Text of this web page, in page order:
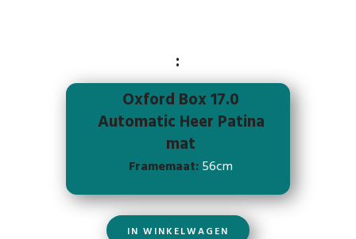
:
Oxford Box 17.0
Automatic Heer Patina
mat
Framemaat: 56cm
IN WINKELWAGEN